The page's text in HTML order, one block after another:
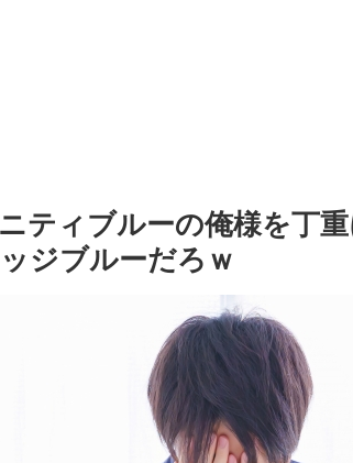
ティブルーの俺様を丁
ジブルーだろｗ